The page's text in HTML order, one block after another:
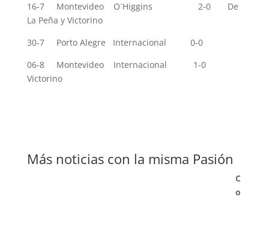
16-7 Montevideo O´Higgins 2-0 De
La Peña y Victorino
30-7 Porto Alegre Internacional 0-0
06-8 Montevideo Internacional 1-0
Victorino
Más noticias con la misma Pasión
C
o